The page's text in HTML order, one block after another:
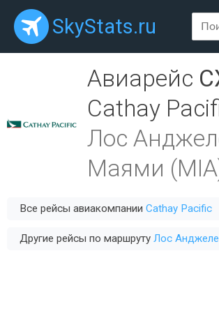
SkyStats.ru
Авиарейс
Cathay
Лос
Маями
Все рейсы авиакомпании Cathay Pacific
Другие рейсы по маршруту Лос